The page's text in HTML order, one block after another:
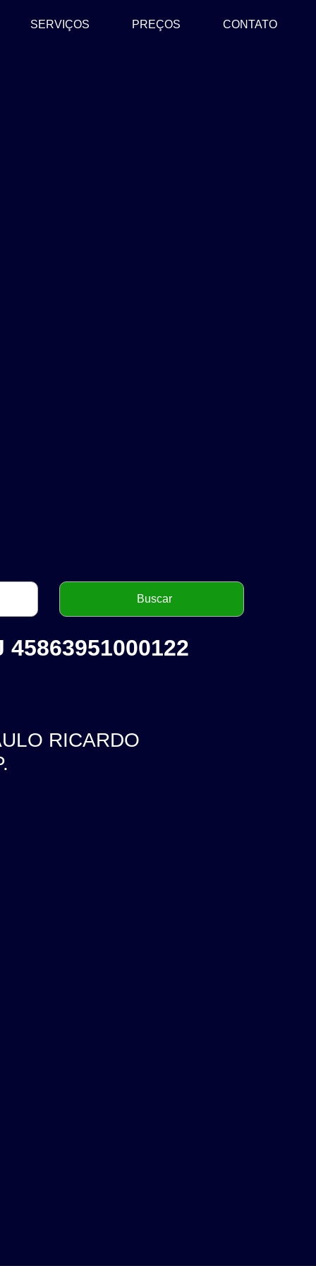
SERVIÇOS PREÇOS CONTATO
45863951000122
RICARDO